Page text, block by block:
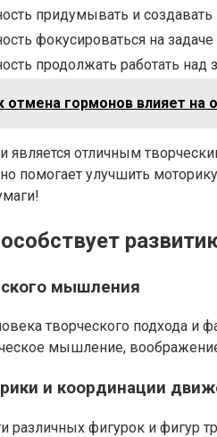
придумывать и
фокусироваться на
продолжать работать над
отмена гормонов влияет на
является отличным
помогает улучшить
мышления
творческого подхода
мышление,
и координации
различных фигурок и фигур